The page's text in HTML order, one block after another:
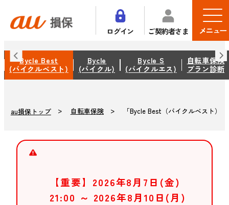
ログイン ご契約者さま メニュー
Bycle Best
(バイクルベスト)
Bycle
(バイクル)
Bycle S
(バイクルエス)
自転車保険
プラン診断
au損保トップ 自転車保険 「Bycle Best（バイクルベスト）」
【重要】2026年8月7日(金)
21:00 ～ 2026年8月10日(月)